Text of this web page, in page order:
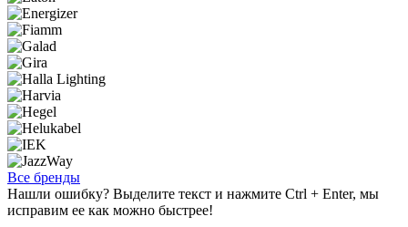
Все бренды
Нашли ошибку? Выделите текст и нажмите Ctrl + Enter, мы
исправим ее как можно быстрее!